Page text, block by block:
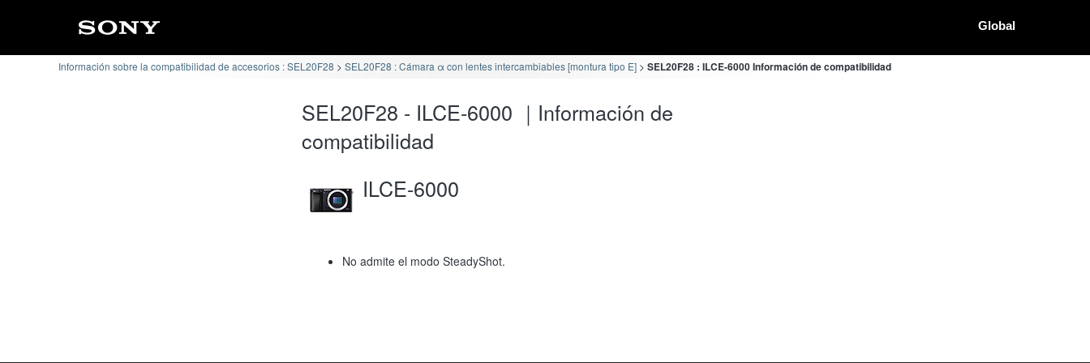
Global
Información sobre la compatibilidad de accesorios : SEL20F28 SEL20F28 : Cámara α con lentes intercambiables [montura tipo E] SEL20F28 : ILCE-6000 Información de compatibilidad
SEL20F28 - ILCE-6000 ｜Información de
compatibilidad
ILCE-6000
No admite el modo SteadyShot.